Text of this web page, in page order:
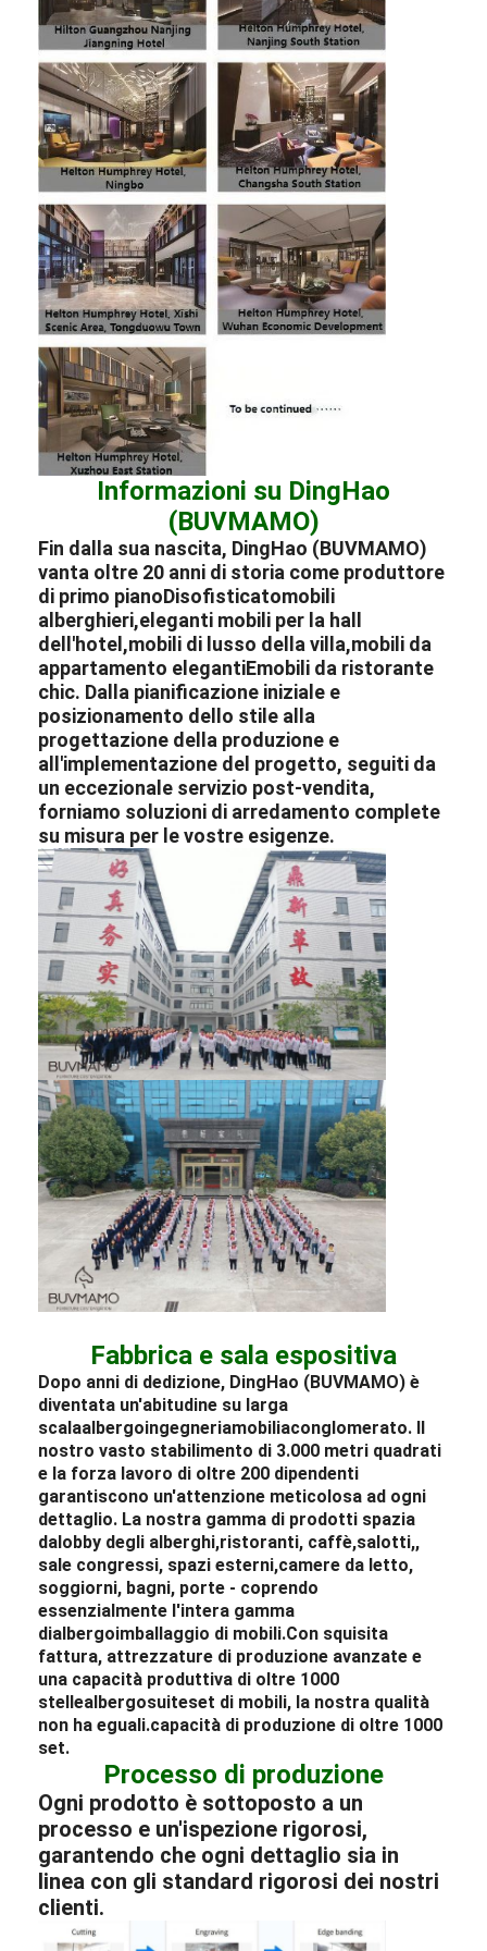
Informazioni su DingHao
(BUVMAMO)
Fin dalla sua nascita, DingHao (BUVMAMO)
vanta oltre 20 anni di storia come produttore
di primo pianoDisofisticatomobili
alberghieri,eleganti mobili per la hall
dell'hotel ,mobili di lusso della villa,mobili da
appartamento elegantiEmobili da ristorante
chic. Dalla pianificazione iniziale e
posizionamento dello stile alla
progettazione della produzione e
all'implementazione del progetto, seguiti da
un eccezionale servizio post-vendita,
forniamo soluzioni di arredamento complete
su misura per le vostre esigenze.
Fabbrica e sala espositiva
Dopo anni di dedizione, DingHao (BUVMAMO) è
diventata un'abitudine su larga
scalaalbergoingegneriamobiliaconglomerato. Il
nostro vasto stabilimento di 3.000 metri quadrati
e la forza lavoro di oltre 200 dipendenti
garantiscono un'attenzione meticolosa ad ogni
dettaglio. La nostra gamma di prodotti spazia
da lobby degli alberghi,ristoranti, caffè,salotti,,
sale congressi, spazi esterni,camere da letto,
soggiorni, bagni, porte - coprendo
essenzialmente l'intera gamma
dialbergoimballaggio di mobili.Con squisita
fattura, attrezzature di produzione avanzate e
una capacità produttiva di oltre 1000
stellealbergosuiteset di mobili, la nostra qualità
non ha eguali.capacità di produzione di oltre 1000
set.
Processo di produzione
Ogni prodotto è sottoposto a un
processo e un'ispezione rigorosi,
garantendo che ogni dettaglio sia in
linea con gli standard rigorosi dei nostri
clienti.